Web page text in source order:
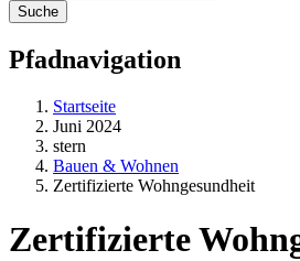
Suche
Pfadnavigation
Startseite
Juni 2024
stern
Bauen & Wohnen
Zertifizierte Wohngesundheit
Zertifizierte